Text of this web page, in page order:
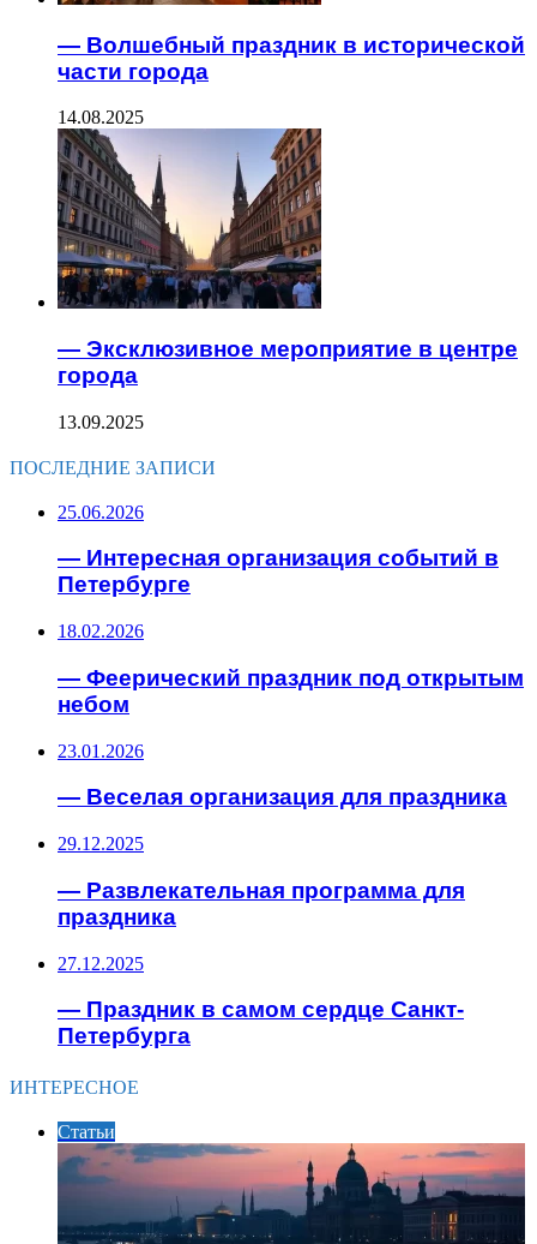
— Волшебный праздник в исторической
части города
14.08.2025
— Эксклюзивное мероприятие в центре
города
13.09.2025
ПОСЛЕДНИЕ ЗАПИСИ
25.06.2026
— Интересная организация событий в
Петербурге
18.02.2026
— Феерический праздник под открытым
небом
23.01.2026
— Веселая организация для праздника
29.12.2025
— Развлекательная программа для
праздника
27.12.2025
— Праздник в самом сердце Санкт-
Петербурга
ИНТЕРЕСНОЕ
Статьи